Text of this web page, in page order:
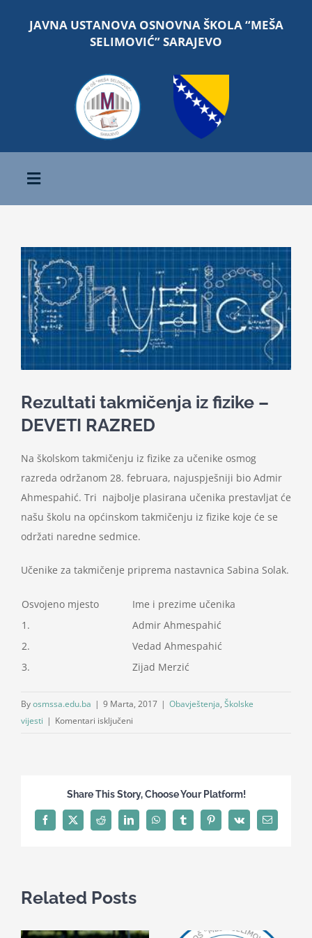
JAVNA USTANOVA OSNOVNA ŠKOLA “MEŠA
SELIMOVIĆ” SARAJEVO
Toggle
Navigation
O školi
Nastava
Učenici
Školske vijesti
Obavještenja
Vijeće roditelja
View
Larger
Image
Rezultati takmičenja iz fizike –
DEVETI RAZRED
Na školskom takmičenju iz fizike za učenike osmog
razreda održanom 28. februara, najuspješniji bio Admir
Ahmespahić. Tri najbolje plasirana učenika prestavljat će
našu školu na općinskom takmičenju iz fizike koje će se
održati naredne sedmice.
Učenike za takmičenje priprema nastavnica Sabina Solak.
Osvojeno mjesto
Ime i prezime učenika
1.
Admir Ahmespahić
2.
Vedad Ahmespahić
3.
Zijad Merzić
Byosmssa.edu.ba | 9 Marta, 2017 | Obavještenja, Školske
vijesti | Komentari isključeni
DEVETI
Share This Story, Choose Your Platform!
Facebook
X Reddit LinkedInWhatsAppTumblrPinterest
Vk Email
Related Posts